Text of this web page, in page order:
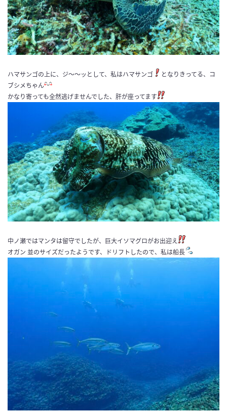
ハマサンゴの上に、ジ〜〜ッとして、私はハマサンゴ
となりきってる、コ
ブシメちゃん
かなり寄っても全然逃げませんでした、肝が座ってます
中ノ瀬ではマンタは留守でしたが、巨大イソマグロがお出迎え
オガン 並のサイズだったようです、ドリフトしたので、私は船長